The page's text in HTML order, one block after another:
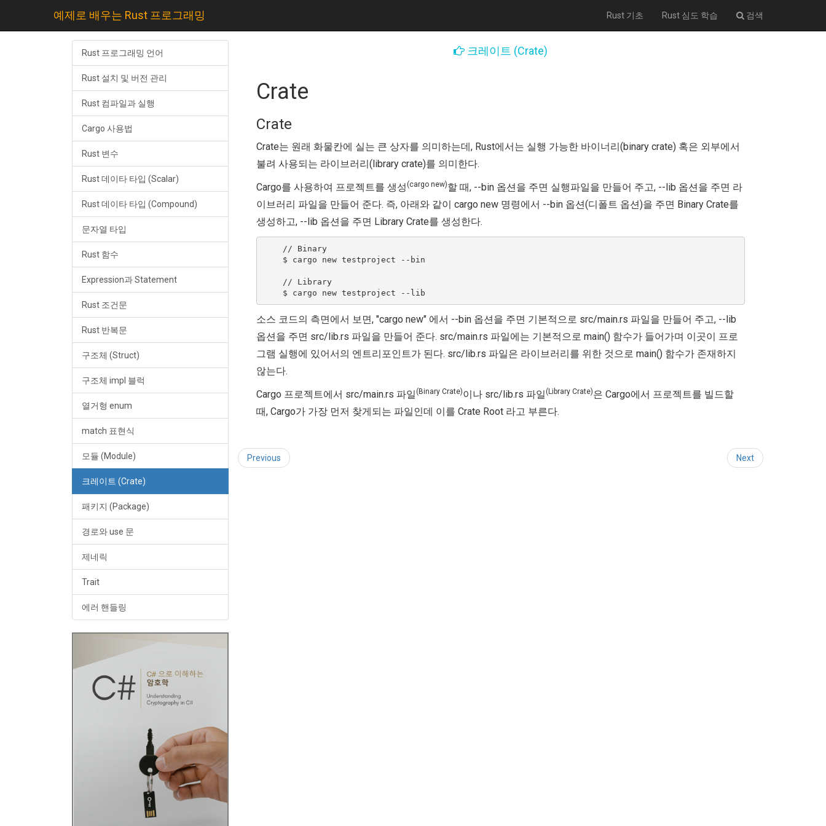
예제로 배우는 Rust 프로그래밍 Rust 기초 Rust 심도 학습 검색
Rust 프로그래밍 언어
Rust 설치 및 버전 관리
Rust 컴파일과 실행
Cargo 사용법
Rust 변수
Rust 데이타 타입 (Scalar)
Rust 데이타 타입 (Compound)
문자열 타입
Rust 함수
Expression과 Statement
Rust 조건문
Rust 반복문
구조체 (Struct)
구조체 impl 블럭
열거형 enum
match 표현식
모듈 (Module)
크레이트 (Crate)
패키지 (Package)
경로와 use 문
제네릭
Trait
에러 핸들링
크레이트 (Crate)
Crate
Crate
Crate는 원래 화물칸에 실는 큰 상자를 의미하는데, Rust에서는 실행 가능한 바이너리(binary crate) 혹은 외부에서
불려 사용되는 라이브러리(library crate)를 의미한다.
Cargo를 사용하여 프로젝트를 생성 (cargo new)할 때, --bin 옵션을 주면 실행파일을 만들어 주고, --lib 옵션을 주면 라
이브러리 파일을 만들어 준다. 즉, 아래와 같이 cargo new 명령에서 --bin 옵션(디폴트 옵션)을 주면 Binary Crate를
생성하고, --lib 옵션을 주면 Library Crate를 생성한다.
    // Binary
    $ cargo new testproject --bin
    // Library
소스 코드의 측면에서 보면, "cargo new" 에서 --bin 옵션을 주면 기본적으로 src/main.rs 파일을 만들어 주고, --lib
옵션을 주면 src/lib.rs 파일을 만들어 준다. src/main.rs 파일에는 기본적으로 main() 함수가 들어가며 이곳이 프로
그램 실행에 있어서의 엔트리포인트가 된다. src/lib.rs 파일은 라이브러리를 위한 것으로 main() 함수가 존재하지
않는다.
Cargo 프로젝트에서 src/main.rs 파일 (Binary Crate)이나 src/lib.rs 파일 (Library Crate)은 Cargo에서 프로젝트를 빌드할
때, Cargo가 가장 먼저 찾게되는 파일인데 이를 Crate Root 라고 부른다.
Previous Next